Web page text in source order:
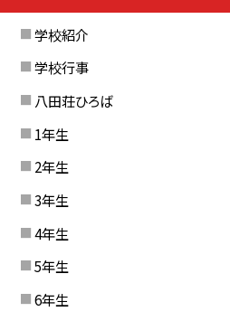
学校紹介
学校行事
八田荘ひろば
1年生
2年生
3年生
4年生
5年生
6年生